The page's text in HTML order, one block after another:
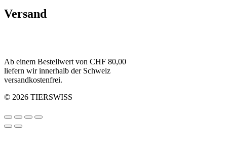
Versand
Ab einem Bestellwert von CHF 80,00
liefern wir innerhalb der Schweiz
versandkostenfrei.
© 2026 TIERSWISS